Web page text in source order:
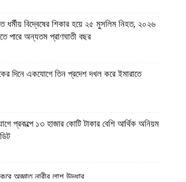
ধর্মীয় বিদ্বেষের শিকার হয়ে ২৫ মুসলিম নিহত, ২০২৬
পারে অন্যতম প্রাণঘাতী বছর
দিনে একযোগে তিন প্রদেশ দখল করে ইমারাতে
প্রকল্পে ১৩ হাজার কোটি টাকার বেশি আর্থিক অনিয়ম
অজ্ঞাত নারীর লাশ উদ্ধার